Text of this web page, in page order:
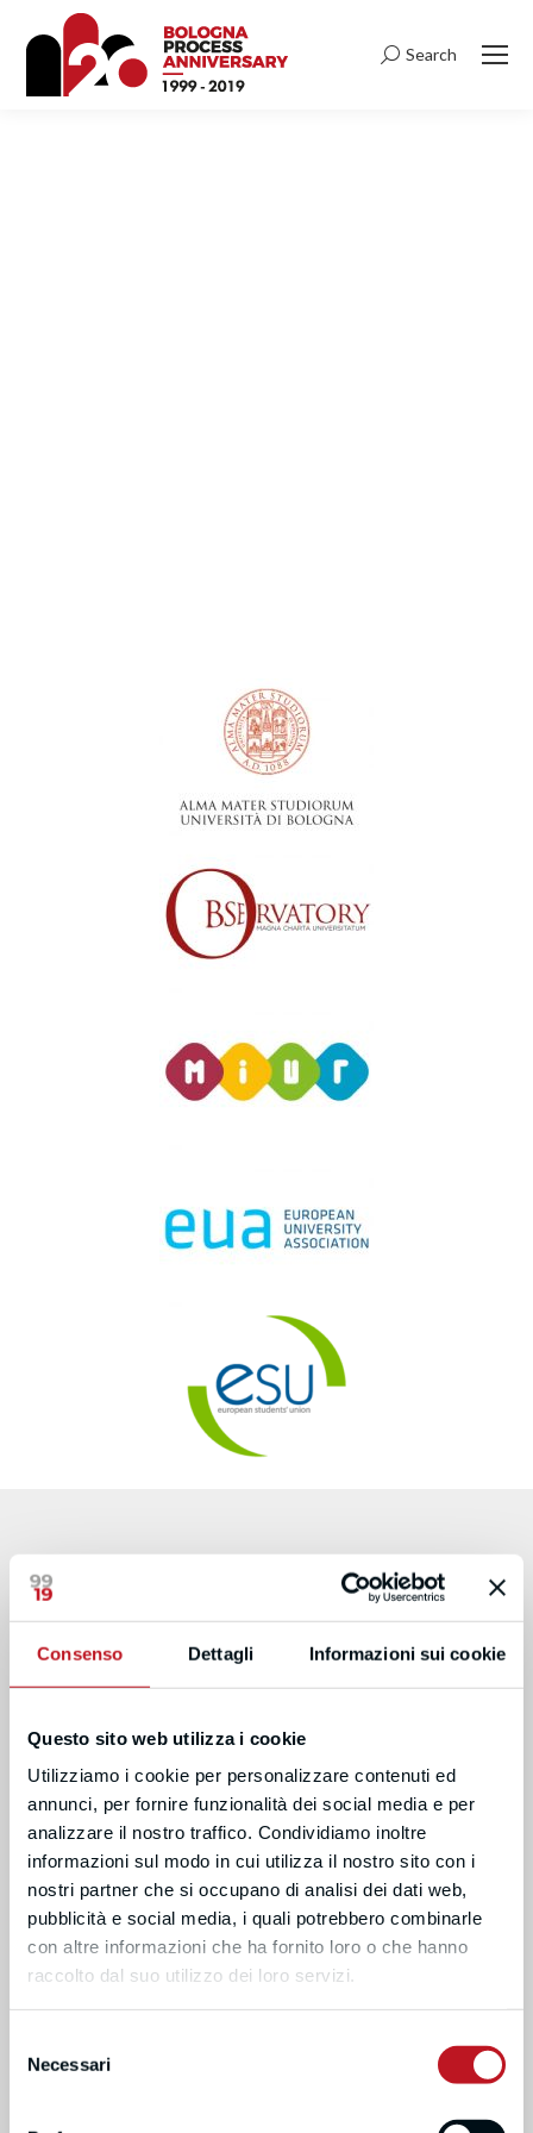
Consenso Dettagli Informazioni sui cookie
Questo sito web utilizza i cookie
Utilizziamo i cookie per personalizzare contenuti ed
annunci, per fornire funzionalità dei social media e per
analizzare il nostro traffico. Condividiamo inoltre
informazioni sul modo in cui utilizza il nostro sito con i
nostri partner che si occupano di analisi dei dati web,
pubblicità e social media, i quali potrebbero combinarle
con altre informazioni che ha fornito loro o che hanno
raccolto dal suo utilizzo dei loro servizi.
delNecessari
Search:
Search